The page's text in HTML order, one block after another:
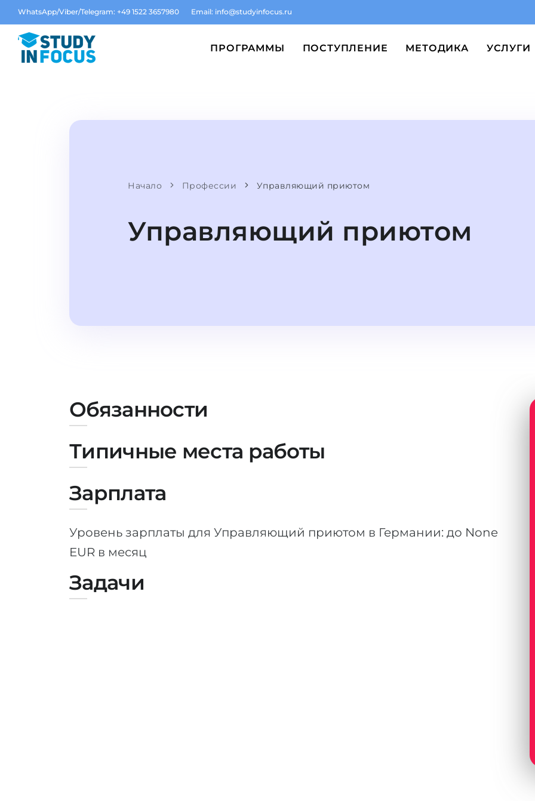
WhatsApp/Viber/Telegram: +49 1522 3657980 Email: info@studyinfocus.ru
ПРОГРАММЫ ПОСТУПЛЕНИЕ МЕТОДИКА УСЛУГИ
Начало Профессии Управляющий приютом
Управляющий приютом
Обязанности
Типичные места работы
Зарплата
Уровень зарплаты для Управляющий приютом в Германии: до None
EUR в месяц
Задачи